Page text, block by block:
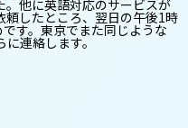
。他に英語対応のサービスが
頼したところ、翌日の午後1時
す。東京でまた同じような
連絡します。